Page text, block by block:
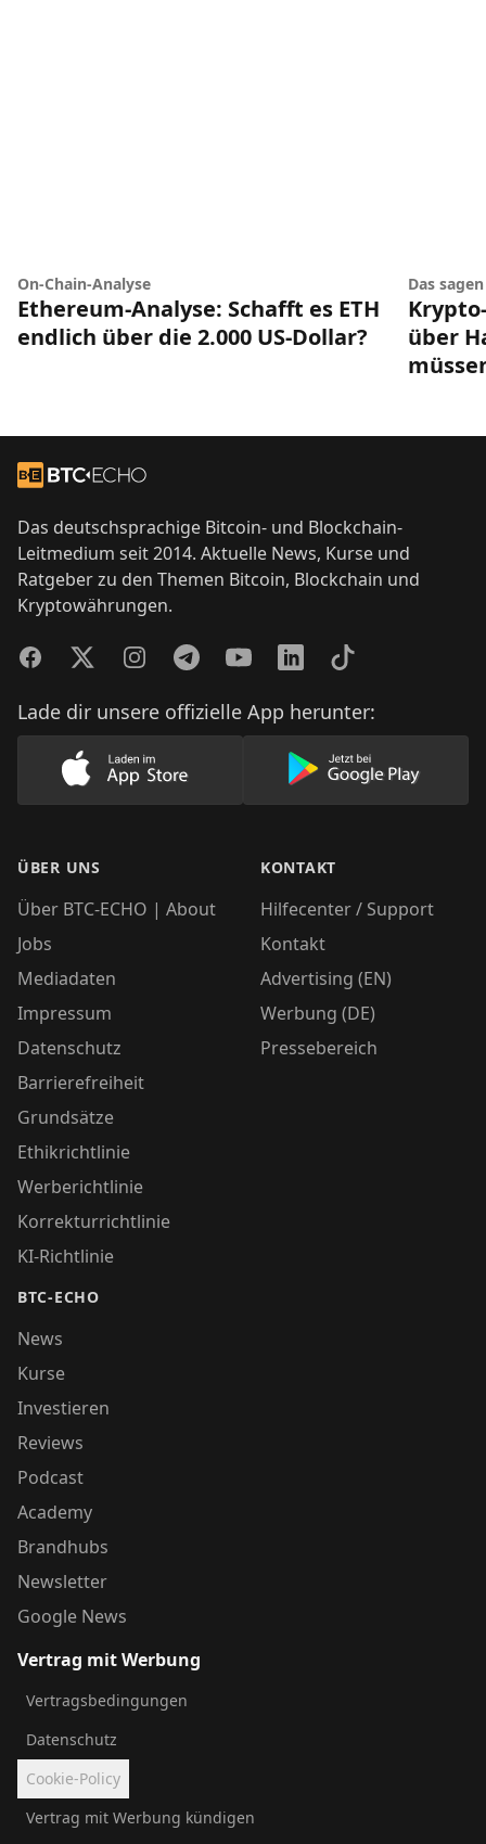
On-Chain-Analyse
Ethereum-Analyse: Schafft es ETH
endlich über die 2.000 US-Dollar?
Das
über
Zur Startseite
Das deutschsprachige Bitcoin- und Blockchain-
Leitmedium seit 2014. Aktuelle News, Kurse und
Ratgeber zu den Themen Bitcoin, Blockchain und
Kryptowährungen.
FacebookTwitterInstagramTelegramYouTubeLinkedInTikTok
Lade dir unsere offizielle App herunter:
Lade unsere App im AppStore herunter
Lade unsere
ÜBER UNS
Über BTC-ECHO | About
Jobs
Mediadaten
Impressum
Datenschutz
Barrierefreiheit
Grundsätze
Ethikrichtlinie
Werberichtlinie
Korrekturrichtlinie
KI-Richtlinie
BTC-ECHO
News
Kurse
Investieren
Reviews
Podcast
Academy
Brandhubs
Newsletter
Google News
KONTAKT
Hilfecenter / Support
Kontakt
Advertising (EN)
Werbung (DE)
Pressebereich
Vertrag mit Werbung
Vertragsbedingungen
Datenschutz
Cookie-Policy
Vertrag mit Werbung kündigen